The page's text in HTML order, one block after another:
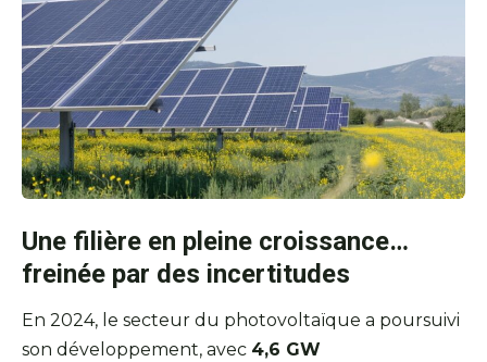
Une filière en pleine croissance…
freinée par des incertitudes
En 2024, le secteur du photovoltaïque a poursuivi
son développement, avec 4,6 GW